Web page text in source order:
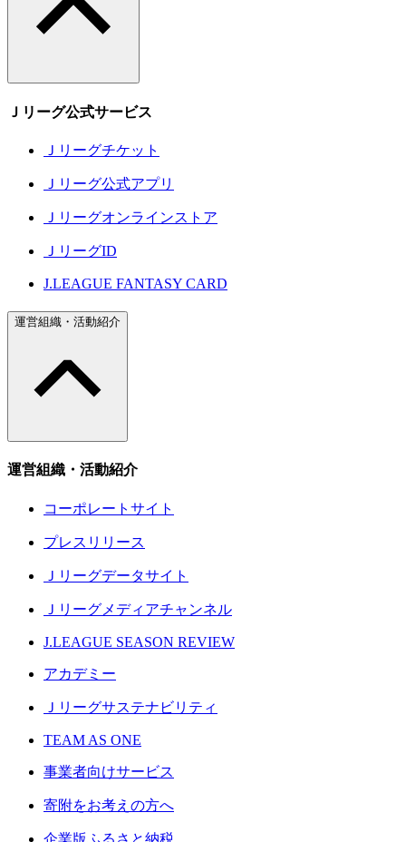
Ｊリーグ公式サービス
Ｊリーグチケット
Ｊリーグ公式アプリ
Ｊリーグオンラインストア
ＪリーグID
J.LEAGUE FANTASY CARD
運営組織・活動紹介
運営組織・活動紹介
コーポレートサイト
プレスリリース
Ｊリーグデータサイト
Ｊリーグメディアチャンネル
J.LEAGUE SEASON REVIEW
アカデミー
Ｊリーグサステナビリティ
TEAM AS ONE
事業者向けサービス
寄附をお考えの方へ
企業版ふるさと納税